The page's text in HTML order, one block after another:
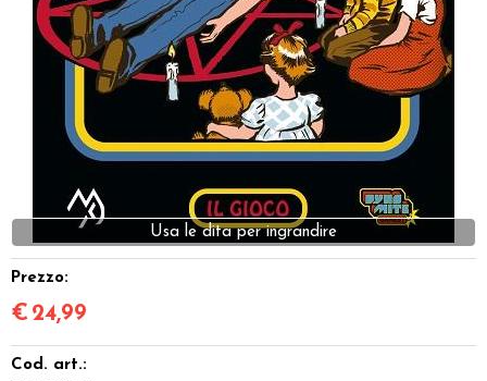
Accessori
Giocattoli e Gadget
Offerte del Dragone
Prezzo:
€ 24,99
Cod. art.: